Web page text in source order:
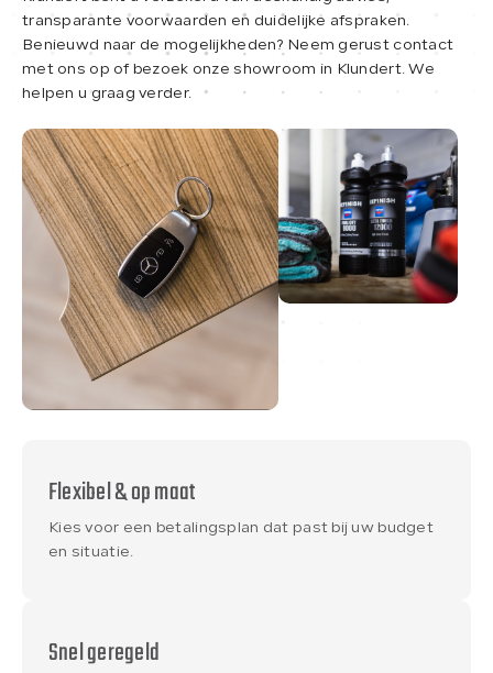
transparante voorwaarden en duidelijke afspraken.
Benieuwd naar de mogelijkheden? Neem gerust contact
met ons op of bezoek onze showroom in Klundert. We
helpen u graag verder.
Flexibel & op maat
Kies voor een betalingsplan dat past bij uw budget
en situatie.
Snel geregeld